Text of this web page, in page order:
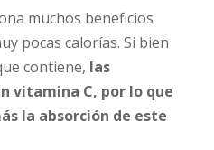
muchos beneficios
pocas calorías. Si bien
contiene, las
vitamina C, por lo que
la absorción de este